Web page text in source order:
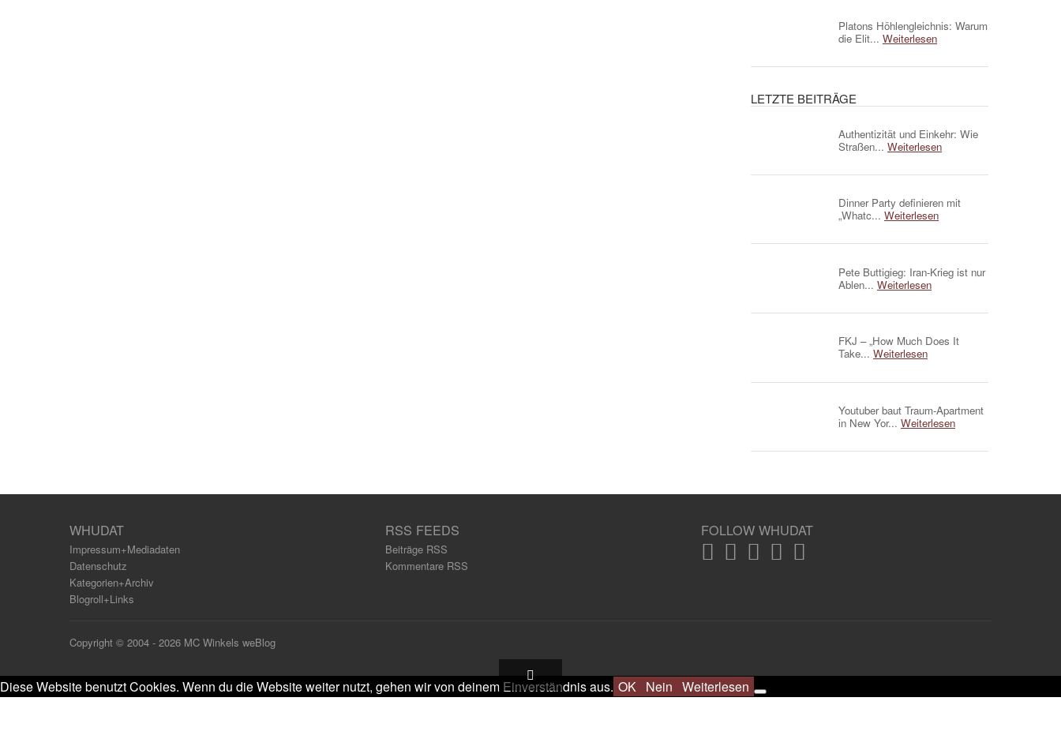
Platons Höhlengleichnis: Warum
die Elit... Weiterlesen
LETZTE BEITRÄGE
Authentizität und Einkehr: Wie
Straßen... Weiterlesen
Dinner Party definieren mit
„Whatc... Weiterlesen
Pete Buttigieg: Iran-Krieg ist nur
Ablen... Weiterlesen
FKJ – „How Much Does It
Take... Weiterlesen
Youtuber baut Traum-Apartment
in New Yor... Weiterlesen
WHUDAT
Impressum+Mediadaten
Datenschutz
Kategorien+Archiv
Blogroll+Links
RSS FEEDS
Beiträge RSS
Kommentare RSS
FOLLOW WHUDAT
Copyright © 2004 - 2026 MC Winkels weBlog
Diese Website benutzt Cookies. Wenn du die Website weiter nutzt, gehen wir von deinem Einverständnis aus. OK Nein Weiterlesen